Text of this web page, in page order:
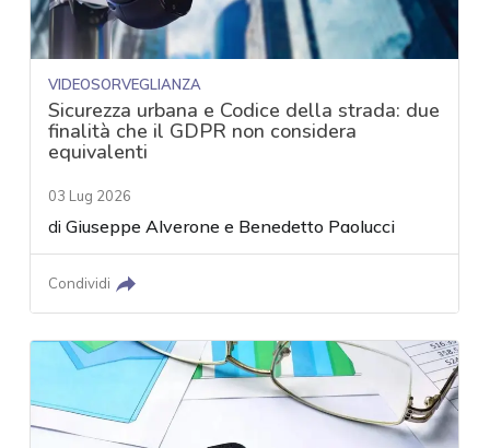
VIDEOSORVEGLIANZA
Sicurezza urbana e Codice della strada: due
finalità che il GDPR non considera
equivalenti
03 Lug 2026
diGiuseppe Alverone e Benedetto Paolucci
Condividi